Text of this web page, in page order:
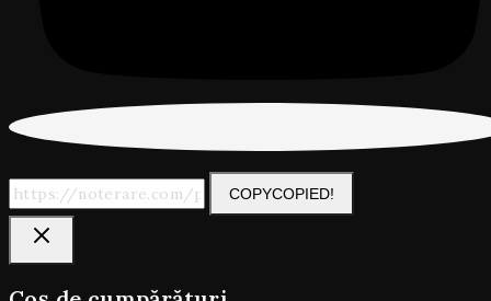
COPYCOPIED!